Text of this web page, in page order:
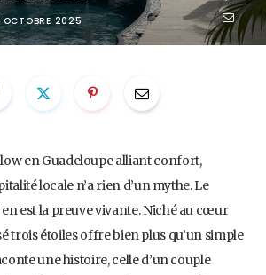
OCTOBRE 2025
en Guadeloupe alliant confort,
locale n’a rien d’un mythe. Le
est la preuve vivante. Niché au cœur
trois étoiles offre bien plus qu’un simple
une histoire, celle d’un couple